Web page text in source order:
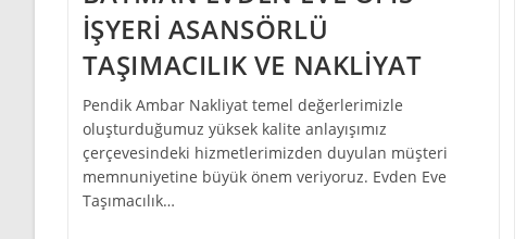
İŞYERİ ASANSÖRLÜ
TAŞIMACILIK VE NAKLİYAT
Pendik Ambar Nakliyat temel değerlerimizle
oluşturduğumuz yüksek kalite anlayışımız
çerçevesindeki hizmetlerimizden duyulan müşteri
memnuniyetine büyük önem veriyoruz. Evden Eve
Taşımacılık…